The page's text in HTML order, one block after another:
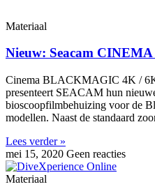
Materiaal
Nieuw: Seacam
Cinema BLACKMAGIC 4K /
presenteert SEACAM hun
bioscoopfilmbehuizing voor de
modellen. Naast de standaard
Lees verder »
mei 15, 2020 Geen reacties
Materiaal